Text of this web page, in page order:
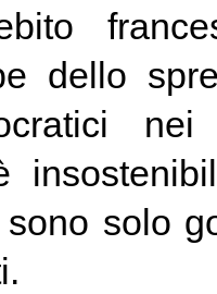
dello
sono solo